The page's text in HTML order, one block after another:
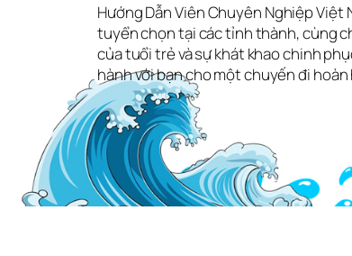
Hướng Dẫn Viên Chuyên Nghiệp Việt
tuyển chọn tại các tỉnh thành, cùng
của tuổi trẻ và sự khát khao chinh
hành với bạn cho một chuyến đi